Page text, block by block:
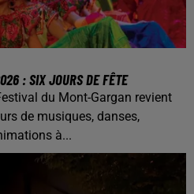
: SIX JOURS DE FÊTE
du Mont-Gargan revient
de musiques, danses,
à...